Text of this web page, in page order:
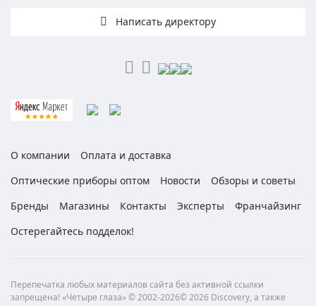
Написать директору
О компании
Оплата и доставка
Оптические приборы оптом
Новости
Обзоры и советы
Бренды
Магазины Контакты Эксперты
Франчайзинг
Остерегайтесь подделок!
Перепечатка любых материалов сайта без активной ссылки
запрещена! «Четыре глаза» © 2002-2026© 2026 Discovery, а также